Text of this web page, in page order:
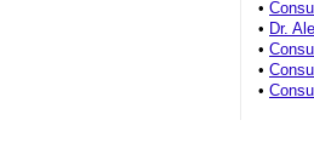
•
• Dr.
•
•
•